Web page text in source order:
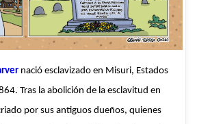
nació esclavizado en Misuri, Estados
Tras la abolición de la esclavitud en
por sus antiguos dueños, quienes